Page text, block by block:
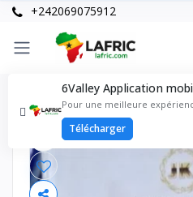
+242069075912
6Valley Application
Pour une meilleure
Télécharger